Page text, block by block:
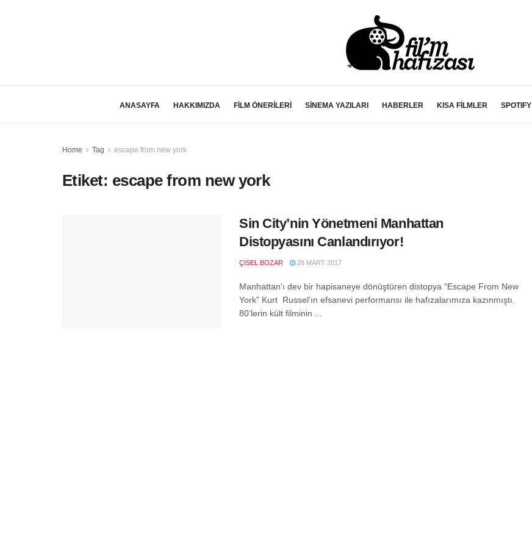
ANASAYFA HAKKIMIZDA FİLM ÖNERİLERİ SİNEMA YAZILARI HABERLER KISA FİLMLER SPOTIFY
Home Tag escape from new york
Etiket: escape from new york
Sin City’nin Yönetmeni Manhattan
Distopyasını Canlandırıyor!
ÇISEL BOZAR 28 MART 2017
Manhattan’ı dev bir hapisaneye dönüştüren distopya “Escape From New
York” Kurt Russel’ın efsanevi performansı ile hafızalarımıza kazınmıştı.
80’lerin kült filminin ...